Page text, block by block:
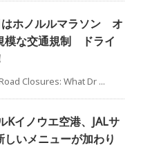
はホノルルマラソン オ
模な交通規制 ドライ
Closures: What Dr ...
Kイノウエ空港、JALサ
いメニューが加わり